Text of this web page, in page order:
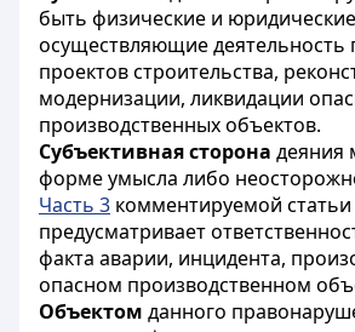
быть физические и
осуществляющие деятельность
проектов строительства,
модернизации, ликвидации
производственных объектов.
Субъективная сторона деяния
форме умысла либо
Часть 3 комментируемой статьи
предусматривает
факта аварии, инцидента,
опасном производственном
Объектом данного